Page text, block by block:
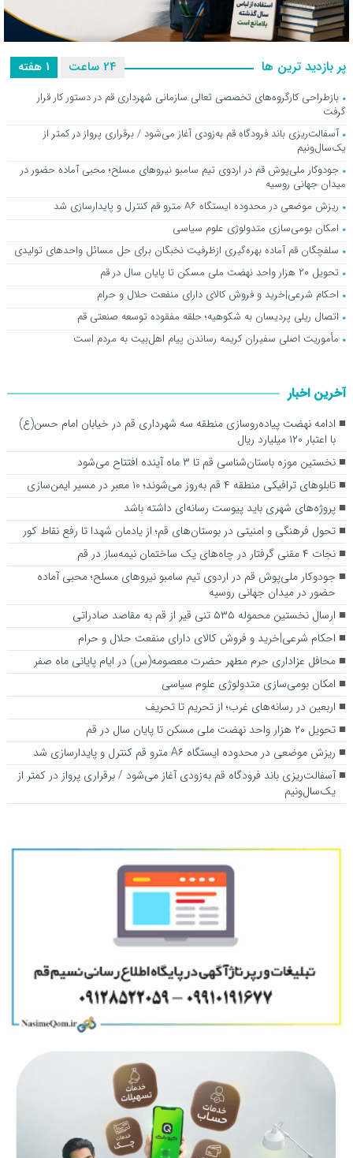
از لباس سال گذشته بلامانع است
پر بازدید ترین ها 1 هفته 24 ساعت
بازطراحی کارگروه‌های تخصصی تعالی سازمانی شهرداری قم در دستور کار قرار
گرفت
آسفالت‌ریزی باند فرودگاه قم به‌زودی آغاز می‌شود / برقراری پرواز در کمتر از
یک‌سال‌ونیم
جودوکار ملی‌پوش قم در اردوی تیم سامبو نیروهای مسلح؛ محبی آماده حضور در
میدان جهانی روسیه
ریزش موضعی در محدوده ایستگاه A۶ مترو قم کنترل و پایدارسازی شد
امکان بومی‌سازی متدولوژی علوم سیاسی
سلفچگان قم آماده بهره‌گیری ازظرفیت نخبگان برای حل مسائل واحدهای تولیدی
تحویل ۲۰ هزار واحد نهضت ملی مسکن تا پایان سال در قم
احکام شرعی|خرید و فروش کالای دارای منفعت حلال و حرام
اتصال ریلی پردیسان به شکوهیه؛ حلقه مفقوده توسعه صنعتی قم
مأموریت اصلی سفیران کریمه رساندن پیام اهل‌بیت به مردم است
آخرین اخبار
ادامه نهضت پیاده‌روسازی منطقه سه شهرداری قم در خیابان امام حسن(ع)
با اعتبار ۱۲۰ میلیارد ریال
نخستین موزه باستان‌شناسی قم تا ۳ ماه آینده افتتاح می‌شود
تابلوهای ترافیکی منطقه ۴ قم به‌روز می‌شوند؛ ۱۰ معبر در مسیر ایمن‌سازی
پروژه‌های شهری باید پیوست رسانه‌ای داشته باشد
تحول فرهنگی و امنیتی در بوستان‌های قم؛ از یادمان شهدا تا رفع نقاط کور
نجات ۴ مقنی گرفتار در چاه‌های یک ساختمان نیمه‌ساز در قم
جودوکار ملی‌پوش قم در اردوی تیم سامبو نیروهای مسلح؛ محبی آماده
حضور در میدان جهانی روسیه
ارسال نخستین محموله ۵۳۵ تنی قیر از قم به مقاصد صادراتی
احکام شرعی|خرید و فروش کالای دارای منفعت حلال و حرام
محافل عزاداری حرم مطهر حضرت معصومه(س) در ایام پایانی ماه صفر
امکان بومی‌سازی متدولوژی علوم سیاسی
اربعین در رسانه‌های غرب؛ از تحریم تا تحریف
تحویل ۲۰ هزار واحد نهضت ملی مسکن تا پایان سال در قم
ریزش موضعی در محدوده ایستگاه A۶ مترو قم کنترل و پایدارسازی شد
آسفالت‌ریزی باند فرودگاه قم به‌زودی آغاز می‌شود / برقراری پرواز در کمتر از
یک‌سال‌ونیم